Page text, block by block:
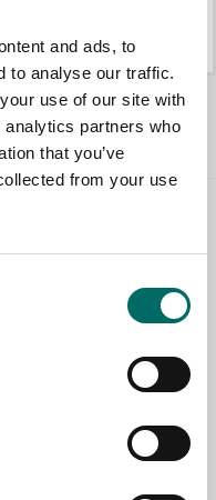
and ads, to
to analyse our traffic.
use of our site with
partners who
that you’ve
from your use